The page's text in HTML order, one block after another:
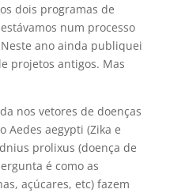
dois programas de
num processo
ano ainda publiquei
projetos antigos. Mas
nos vetores de doenças
Aedes aegypti (Zika e
prolixus (doença de
é como as
açúcares, etc) fazem